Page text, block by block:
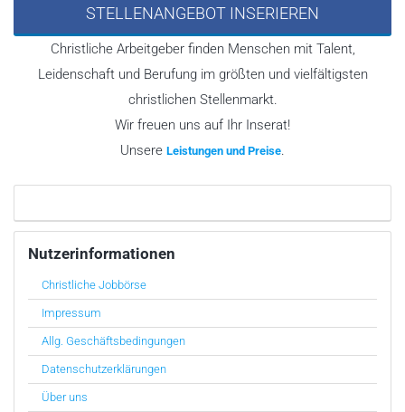
STELLENANGEBOT INSERIEREN
Christliche Arbeitgeber finden Menschen mit Talent,
Leidenschaft und Berufung im größten und vielfältigsten
christlichen Stellenmarkt.
Wir freuen uns auf Ihr Inserat!
Unsere Leistungen und Preise.
Nutzerinformationen
Christliche Jobbörse
Impressum
Allg. Geschäftsbedingungen
Datenschutzerklärungen
Über uns